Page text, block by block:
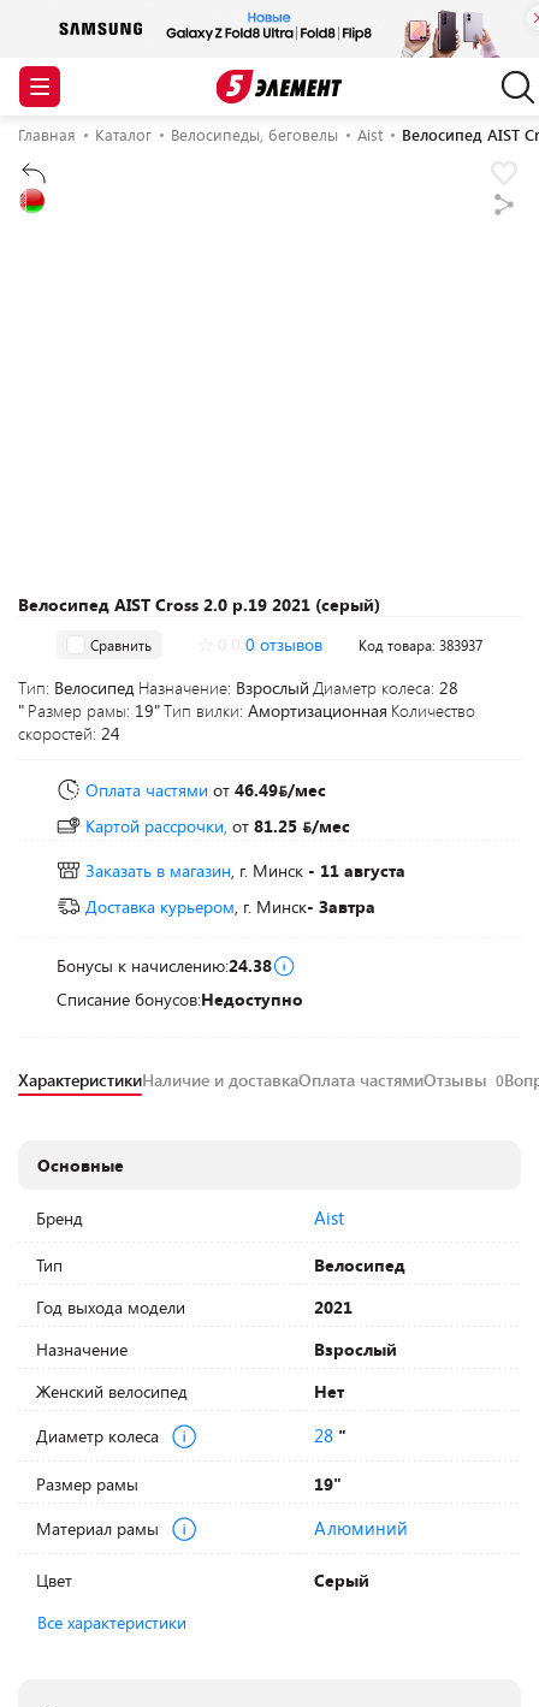
Главная Каталог Велосипеды, беговелы Aist Велосипед AIST
Велосипед AIST Cross 2.0 р.19 2021 (серый)
Сравнить 0 отзывов Код товара: 383937
Тип: Велосипед Назначение: Взрослый Диаметр колеса: 28
" Размер рамы: 19"Тип вилки: Амортизационная Количество
скоростей: 24
Оплата частями от 46.49 /мес
Картой рассрочки, от 81.25
/мес
Заказать в магазин, г. Минск - 11 августа
Доставка курьером, г. Минск- Завтра
Бонусы к начислению:24.38
Списание бонусов:Недоступно
ХарактеристикиНаличие и доставкаОплата частямиОтзывы 0
Основные
Бренд Aist
Тип
Велосипед
Год выхода модели
2021
Назначение
Взрослый
Женский велосипед
Нет
Диаметр колеса
28 "
Размер рамы
19"
Материал рамы
Алюминий
Цвет
Серый
Все характеристики